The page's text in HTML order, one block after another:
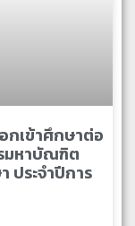
กเข้าศึกษาต่อ
มหาบัณฑิต
ประจำปีการ